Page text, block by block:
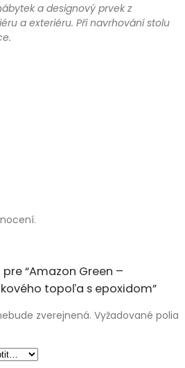
a designový prvek z
a exteriéru. Při navrhování stolu
“Amazon Green –
topoľa s epoxidom”
zverejnená. Vyžadované polia